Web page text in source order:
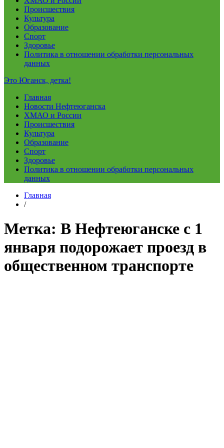
Происшествия
Культура
Образование
Спорт
Здоровье
Политика в отношении обработки персональных
данных
Это Юганск, детка!
Главная
Новости Нефтеюганска
ХМАО и России
Происшествия
Культура
Образование
Спорт
Здоровье
Политика в отношении обработки персональных
данных
Главная
/
Метка: В Нефтеюганске с 1
января подорожает проезд в
общественном транспорте